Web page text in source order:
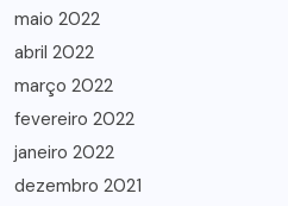
maio 2022
abril 2022
março 2022
fevereiro 2022
janeiro 2022
dezembro 2021